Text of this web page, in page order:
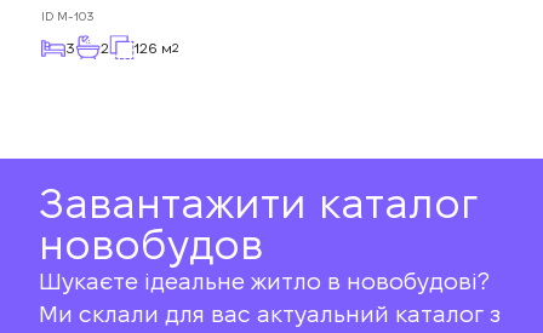
ID M-103
3 2 126 м2
Завантажити каталог
новобудов
Шукаєте ідеальне житло в новобудові?
Ми склали для вас актуальний каталог з